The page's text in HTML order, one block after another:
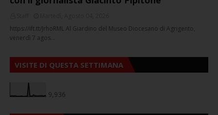
https://ift.tt/JrhoRML Al Giardino del Museo Diocesano di Agrigento,
venerdì 7 agos…
VISITE DI QUESTA SETTIMANA
9,936